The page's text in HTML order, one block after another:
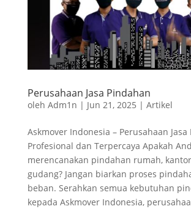
Perusahaan Jasa Pindahan
oleh Adm1n | Jun 21, 2025 | Artikel
Askmover Indonesia – Perusahaan Jasa
Profesional dan Terpercaya Apakah
merencanakan pindahan rumah,
gudang? Jangan biarkan proses
beban. Serahkan semua kebutuhan
kepada Askmover Indonesia,